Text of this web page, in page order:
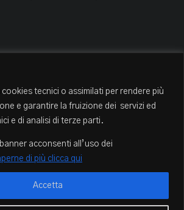
tecnici o assimilati per rendere più
e garantire la fruizione dei servizi ed
e di analisi di terze parti.
acconsenti all’uso dei
di più clicca qui
Accetta
Mirmohammad sadeghi. Tutti i diritti
Chi sono
Episodi
Blog